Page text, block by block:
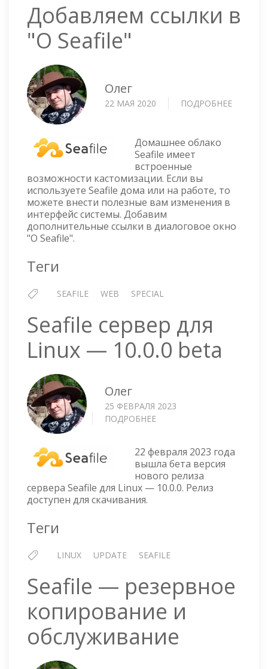
Добавляем ссылки в
"О Seafile"
Олег
22 МАЯ 2020 ПОДРОБНЕЕ
Домашнее облако
Seafile имеет
встроенные
возможности кастомизации. Если вы
используете Seafile дома или на работе, то
можете внести полезные вам изменения в
интерфейс системы. Добавим
дополнительные ссылки в диалоговое окно
"О Seafile".
Теги
SEAFILE WEB SPECIAL
Seafile сервер для
Linux — 10.0.0 beta
Олег
25 ФЕВРАЛЯ 2023
ПОДРОБНЕЕ
ДЛЯ
LINUX
—
10.0.0
22 февраля 2023 года
вышла бета версия
нового релиза
сервера Seafile для Linux — 10.0.0. Релиз
доступен для скачивания.
Теги
LINUX UPDATE SEAFILE
Seafile — резервное
копирование и
обслуживание